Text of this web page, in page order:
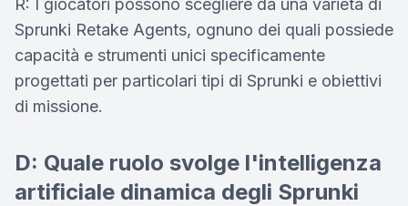
R: I giocatori possono scegliere da una varietà di
Sprunki Retake Agents, ognuno dei quali possiede
capacità e strumenti unici specificamente
progettati per particolari tipi di Sprunki e obiettivi
di missione.
D: Quale ruolo svolge l'intelligenza
artificiale dinamica degli Sprunki